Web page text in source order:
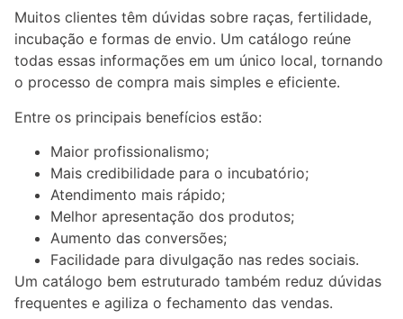
Muitos clientes têm dúvidas sobre raças, fertilidade,
incubação e formas de envio. Um catálogo reúne
todas essas informações em um único local, tornando
o processo de compra mais simples e eficiente.
Entre os principais benefícios estão:
Maior profissionalismo;
Mais credibilidade para o incubatório;
Atendimento mais rápido;
Melhor apresentação dos produtos;
Aumento das conversões;
Facilidade para divulgação nas redes sociais.
Um catálogo bem estruturado também reduz dúvidas
frequentes e agiliza o fechamento das vendas.